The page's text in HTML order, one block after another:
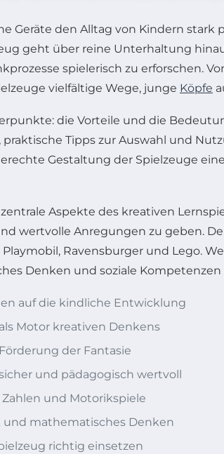
Geräte den Alltag von Kindern
geht über reine Unterhaltung
spielerisch zu erforschen.
vielfältige Wege, junge Köpfe
die Vorteile und die
Tipps zur Auswahl und
Gestaltung der Spielzeuge
Aspekte des kreativen
wertvolle Anregungen zu geben.
Ravensburger und Lego.
Denken und soziale
auf die kindliche Entwicklung
Motor kreativen Denkens
der Fantasie
und pädagogisch wertvoll
und Motorikspiele
und mathematisches Denken
richtig einsetzen